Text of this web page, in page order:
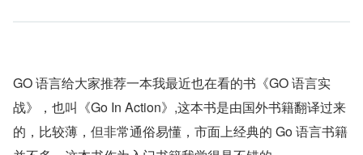
GO 语言给大家推荐一本我最近也在看的书《GO 语言实
战》，也叫《Go In Action》,这本书是由国外书籍翻译过来
的，比较薄，但非常通俗易懂，市面上经典的 Go 语言书籍